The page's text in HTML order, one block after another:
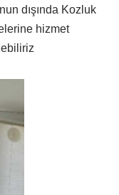
dışında Kozluk
hizmet